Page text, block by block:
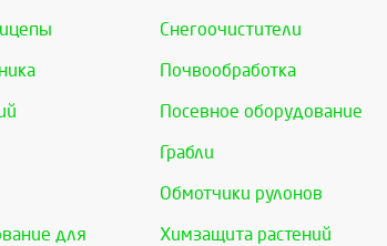
Снегоочистители
Почвообработка
Посевное оборудование
Грабли
Обмотчики рулонов
для
Химзащита растений